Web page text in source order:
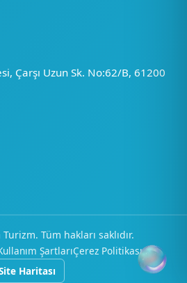
Çarşı Uzun Sk. No:62/B, 61200
Tüm hakları saklıdır.
ŞartlarıÇerez Politikası
Haritası
AI
Hızlı Menü Hesap